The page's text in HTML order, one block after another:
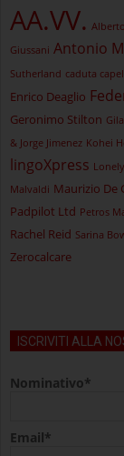
AA.VV.
Giussani Antonio
Sutherland caduta
Enrico Deaglio
Geronimo Stilton
& Jorge Jimenez Kohei
lingoXpress
Malvaldi Maurizio De
Padpilot Ltd Petros
Rachel Reid Sarina
Zerocalcare
ISCRIVITI ALLA
Nominativo*
Email*